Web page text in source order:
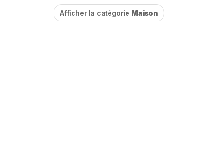
Afficher la catégorie Maison